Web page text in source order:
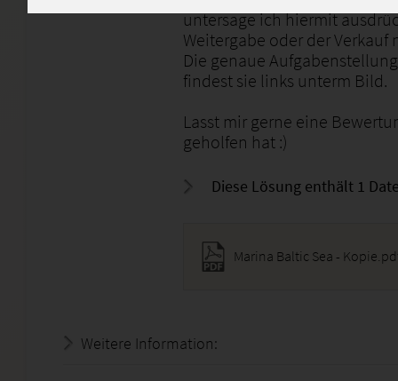
untersage ich hiermit
Weitergabe oder der Verkauf
Die genaue
findest sie links unterm Bild.
Lasst mir gerne eine
geholfen hat :)
Diese Lösung enthält 1
Marina Baltic Sea -
Weitere Information: